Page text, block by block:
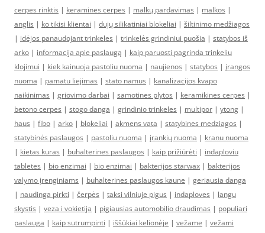
cerpes rinktis | keramines cerpes | malkų pardavimas | malkos |
anglis | ko tikisi klientai | dujų silikatiniai blokeliai | šiltinimo medžiagos
| idėjos panaudojant trinkeles | trinkelės grindiniui puošia | statybos iš
arko | informacija apie paslaugą | kaip paruosti pagrinda trinkeliu
klojimui | kiek kainuoja pastoliu nuoma | naujienos | statybos | įrangos
nuoma | pamatu liejimas | stato namus | kanalizacijos kvapo
naikinimas | griovimo darbai | samotines plytos | keramikines cerpes |
betono cerpes | stogo danga | grindinio trinkeles | multipor | ytong |
haus | fibo | arko | blokeliai | akmens vata | statybines medziagos |
statybinės paslaugos | pastoliu nuoma | įrankių nuoma | kranu nuoma
| kietas kuras | buhalterines paslaugos | kaip prižiūrėti | indaploviu
tabletes | bio enzimai | bio enzimai | bakterijos starwax | bakterijos
valymo įrenginiams | buhalterines paslaugos kaune | geriausia danga
| naudinga pirkti | čerpės | taksi vilniuje pigus | indaploves | langu
skystis | veza i vokietija | pigiausias automobilio draudimas | populiari
paslauga | kaip sutrumpinti | iššūkiai kelionėje | vežame | vežami